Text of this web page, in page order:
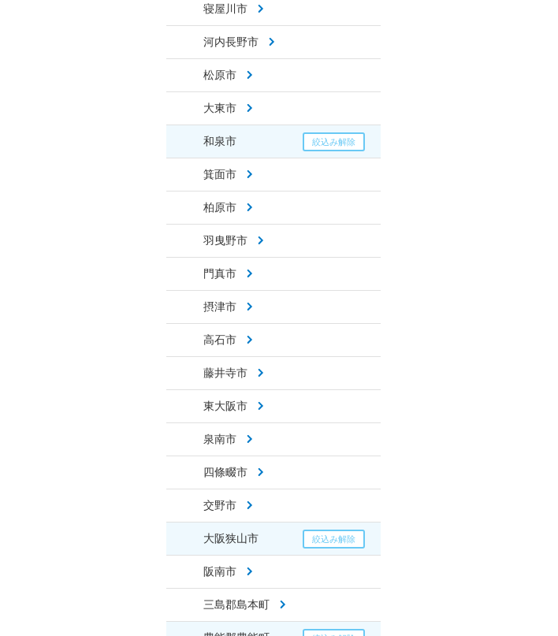
寝屋川市
河内長野市
松原市
大東市
和泉市
箕面市
柏原市
羽曳野市
門真市
摂津市
高石市
藤井寺市
東大阪市
泉南市
四條畷市
交野市
大阪狭山市
阪南市
三島郡島本町